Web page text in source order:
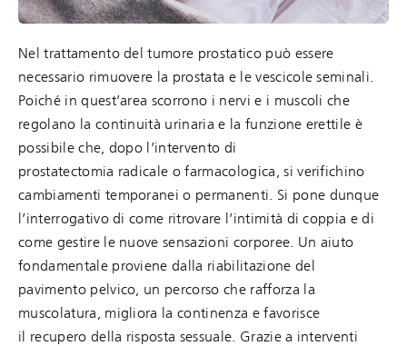
Nel trattamento del tumore prostatico può essere
necessario rimuovere la prostata e le vescicole seminali.
Poiché in quest’area scorrono i nervi e i muscoli che
regolano la continuità urinaria e la funzione erettile è
possibile che, dopo l’intervento di
prostatectomia radicale o farmacologica, si verifichino
cambiamenti temporanei o permanenti. Si pone dunque
l’interrogativo di come ritrovare l’intimità di coppia e di
come gestire le nuove sensazioni corporee. Un aiuto
fondamentale proviene dalla riabilitazione del
pavimento pelvico, un percorso che rafforza la
muscolatura, migliora la continenza e favorisce
il recupero della risposta sessuale. Grazie a interventi